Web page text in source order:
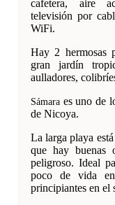
cafetera, aire
televisión por
WiFi.
Hay 2 hermosas
gran jardín
aulladores,
Sámara es uno de
de Nicoya.
La larga playa
que hay buenas
peligroso. Ideal
poco de vida
principiantes en el